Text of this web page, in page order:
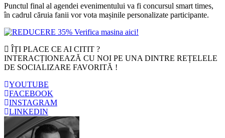
Punctul final al agendei evenimentului va fi concursul smart times,
în cadrul căruia fanii vor vota mașinile personalizate participante.
ÎȚI PLACE CE AI CITIT ?
INTERACȚIONEAZĂ CU NOI PE UNA DINTRE REȚELELE
DE SOCIALIZARE FAVORITĂ !
YOUTUBE
FACEBOOK
INSTAGRAM
LINKEDIN